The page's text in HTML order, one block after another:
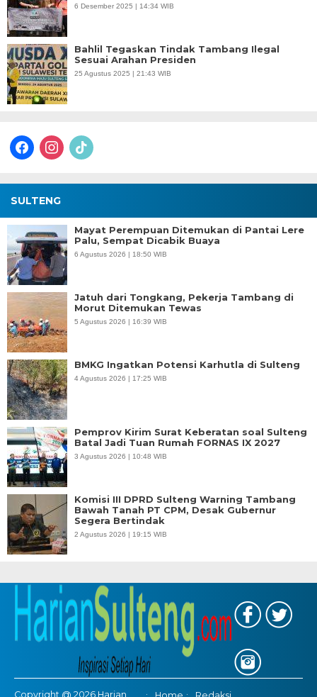
6 Desember 2025 | 14:34 WIB
Bahlil Tegaskan Tindak Tambang Ilegal
Sesuai Arahan Presiden
25 Agustus 2025 | 21:43 WIB
facebookinstagram
tiktok
SULTENG
Mayat Perempuan Ditemukan di Pantai Lere
Palu, Sempat Dicabik Buaya
6 Agustus 2026 | 18:50 WIB
Jatuh dari Tongkang, Pekerja Tambang di
Morut Ditemukan Tewas
5 Agustus 2026 | 16:39 WIB
BMKG Ingatkan Potensi Karhutla di Sulteng
4 Agustus 2026 | 17:25 WIB
Pemprov Kirim Surat Keberatan soal Sulteng
Batal Jadi Tuan Rumah FORNAS IX 2027
3 Agustus 2026 | 10:48 WIB
Komisi III DPRD Sulteng Warning Tambang
Bawah Tanah PT CPM, Desak Gubernur
Segera Bertindak
2 Agustus 2026 | 19:15 WIB
Copyright @ 2026 Harian